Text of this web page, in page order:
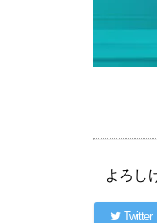
よろし
Twitter